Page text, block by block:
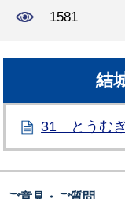
1581
結
31 とうむ